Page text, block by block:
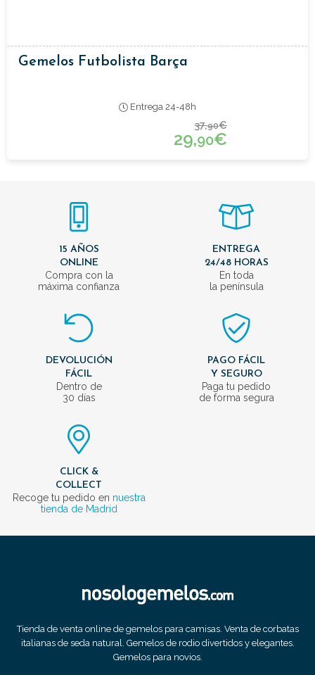
Gemelos Futbolista Barça
Entrega 24-48h
37,90€
29,90€
15 AÑOS
ONLINE
Compra con la
máxima confianza
ENTREGA
24/48 HORAS
En toda
la península
DEVOLUCIÓN
FÁCIL
Dentro de
30 días
PAGO FÁCIL
Y SEGURO
Paga tu pedido
de forma segura
CLICK &
COLLECT
Recoge tu pedido en nuestra
tienda de Madrid
Tienda de venta online de gemelos para camisas. Venta de corbatas
italianas de seda natural. Gemelos de rodio divertidos y elegantes.
Gemelos para novios.